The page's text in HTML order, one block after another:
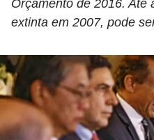
Orçamento de 2016. Até
extinta em 2007, pode